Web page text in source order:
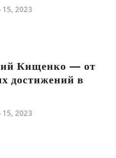
2023
Кищенко — от
достижений в
2023